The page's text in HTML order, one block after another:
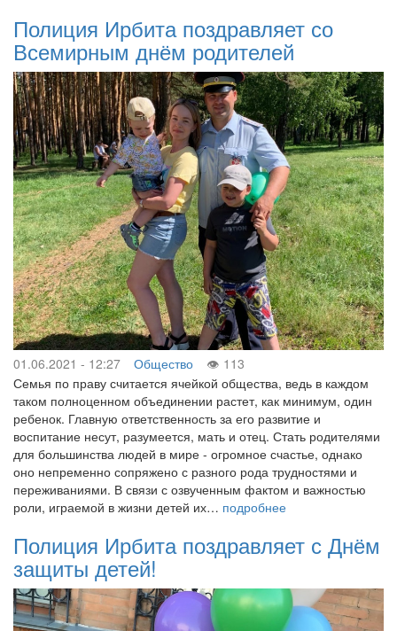
Полиция Ирбита поздравляет со
Всемирным днём родителей
01.06.2021 - 12:27 Общество
113
Семья по праву считается ячейкой общества, ведь в каждом
таком полноценном объединении растет, как минимум, один
ребенок. Главную ответственность за его развитие и
воспитание несут, разумеется, мать и отец. Стать родителями
для большинства людей в мире - огромное счастье, однако
оно непременно сопряжено с разного рода трудностями и
переживаниями. В связи с озвученным фактом и важностью
роли, играемой в жизни детей их… подробнее
Полиция Ирбита поздравляет с Днём
защиты детей!